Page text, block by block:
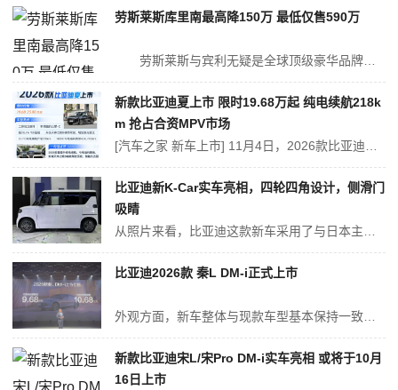
劳斯莱斯库里南最高降150万 最低仅售590万
新款比亚迪夏上市 限时19.68万起 纯电续航218k
m 抢占合资MPV市场
比亚迪新K-Car实车亮相，四轮四角设计，侧滑门
吸睛
比亚迪2026款 秦L DM-i正式上市
新款比亚迪宋L/宋Pro DM-i实车亮相 或将于10月
16日上市